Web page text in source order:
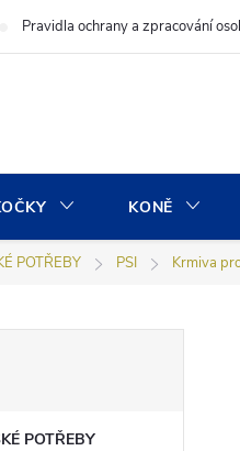
Pravidla ochrany a zpracování
KONĚ
POTŘEBY PSI Krmiva
POTŘEBY